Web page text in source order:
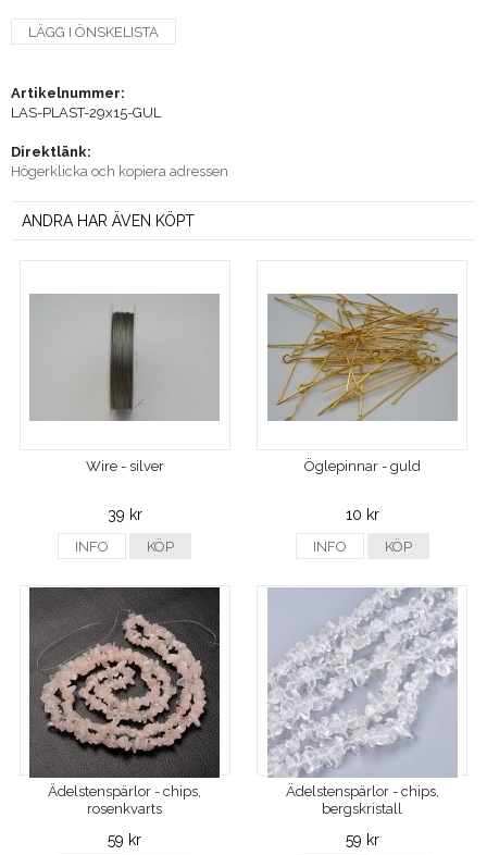
LÄGG I ÖNSKELISTA
Artikelnummer:
LAS-PLAST-29x15-GUL
Direktlänk:
Högerklicka och kopiera adressen
ANDRA HAR ÄVEN KÖPT
Wire - silver
39 kr
INFO KÖP
Öglepinnar - guld
10 kr
INFO KÖP
Ädelstenspärlor - chips,
rosenkvarts
59 kr
Ädelstenspärlor - chips,
bergskristall
59 kr